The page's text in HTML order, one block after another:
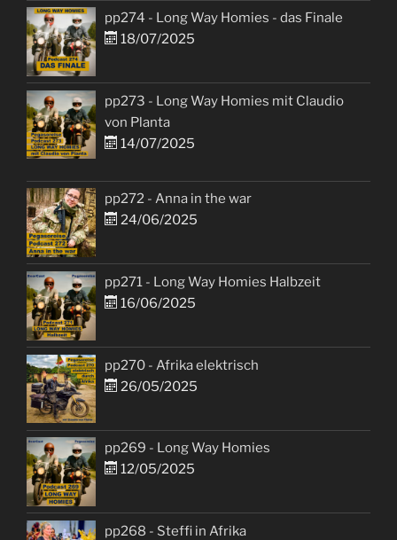
pp274 - Long Way Homies - das Finale
18/07/2025
pp273 - Long Way Homies mit Claudio
von Planta
14/07/2025
pp272 - Anna in the war
24/06/2025
pp271 - Long Way Homies Halbzeit
16/06/2025
pp270 - Afrika elektrisch
26/05/2025
pp269 - Long Way Homies
12/05/2025
pp268 - Steffi in Afrika